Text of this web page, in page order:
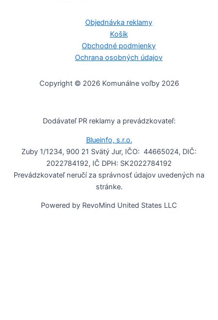
Objednávka reklamy
Košík
Obchodné podmienky
Ochrana osobných údajov
Copyright © 2026 Komunálne voľby 2026
Dodávateľ PR reklamy a prevádzkovateľ:
Blueinfo, s.r.o.
Zuby 1/1234, 900 21 Svätý Jur, IČO: 44665024, DIČ:
2022784192, IČ DPH: SK2022784192
Prevádzkovateľ neručí za správnosť údajov uvedených na
stránke.
Powered by RevoMind United States LLC